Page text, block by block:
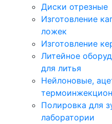
Диски отрезные
Изготовление
ложек
Изготовление
Литейное
для литья
Нейлоновые,
Полировка для
лаборатории